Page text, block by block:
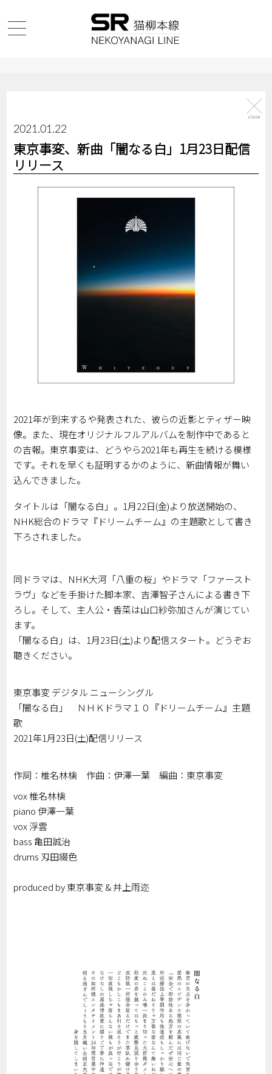
2021.01.22
東京事変、新曲「闇なる白」1月23日配信
リリース
2021年が到来するや発表された、彼らの近影とティザー映
像。また、現在オリジナルフルアルバムを制作中であると
の吉報。東京事変は、どうやら2021年も再生を続ける模様
です。それを早くも証明するかのように、新曲情報が舞い
込んできました。
タイトルは「闇なる白」。1月22日(金)より放送開始の、
NHK総合のドラマ『ドリームチーム』の主題歌として書き
下ろされました。
同ドラマは、NHK大河「八重の桜」やドラマ「ファースト
ラヴ」などを手掛けた脚本家、吉澤智子さんによる書き下
ろし。そして、主人公・香菜は山口紗弥加さんが演じてい
ます。
「闇なる白」は、1月23日(土)より配信スタート。どうぞお
聴きください。
東京事変 デジタル ニューシングル
「闇なる白」 ＮＨＫドラマ１０『ドリームチーム』主題
歌
2021年1月23日(土)配信リリース
作詞：椎名林檎 作曲：伊澤一葉 編曲：東京事変
vox 椎名林檎
piano 伊澤一葉
vox 浮雲
bass 亀田誠治
drums 刄田綴色
produced by 東京事変 & 井上雨迩